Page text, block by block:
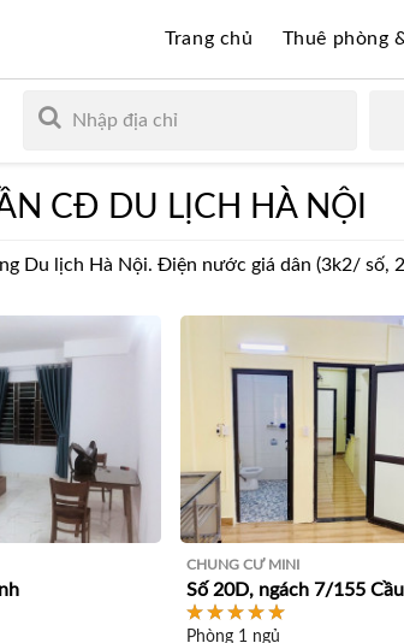
Trang chủ Thuê phòng
CĐ DU LỊCH HÀ NỘI
Du lịch Hà Nội. Điện nước giá dân (3k2/ số,
CHUNG CƯ MINI
Số 20D, ngách 7/155
Phòng 1 ngủ